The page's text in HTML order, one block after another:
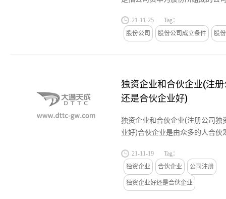
定，设立股份有限公司，应当...
21-11-25
Tag：
股份公司
股份公司成立条件 股
独资企业和合伙企业(注
还是合伙企业好)
独资企业和合伙企业(注册公司独
业好)合伙企业是由众多的人合伙
来说风险较大。但是，合伙企业...
21-11-19
Tag：
独资企业
合伙企业 公司注册
独资企业好还是合伙企业